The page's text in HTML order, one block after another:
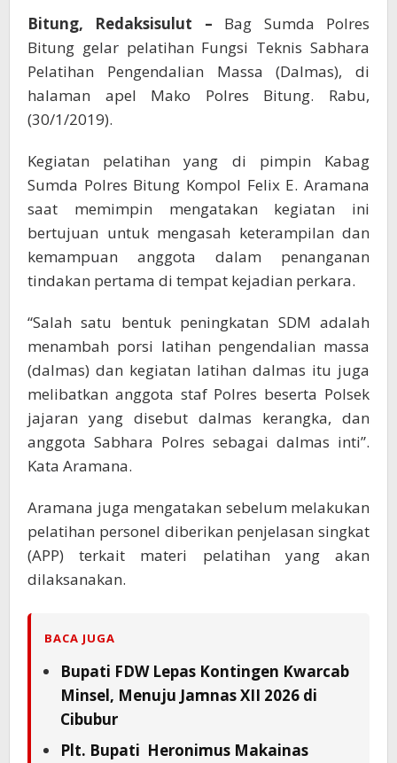
Bitung, Redaksisulut – Bag Sumda Polres
Bitung gelar pelatihan Fungsi Teknis Sabhara
Pelatihan Pengendalian Massa (Dalmas), di
halaman apel Mako Polres Bitung. Rabu,
(30/1/2019).
Kegiatan pelatihan yang di pimpin Kabag
Sumda Polres Bitung Kompol Felix E. Aramana
saat memimpin mengatakan kegiatan ini
bertujuan untuk mengasah keterampilan dan
kemampuan anggota dalam penanganan
tindakan pertama di tempat kejadian perkara.
“Salah satu bentuk peningkatan SDM adalah
menambah porsi latihan pengendalian massa
(dalmas) dan kegiatan latihan dalmas itu juga
melibatkan anggota staf Polres beserta Polsek
jajaran yang disebut dalmas kerangka, dan
anggota Sabhara Polres sebagai dalmas inti”.
Kata Aramana.
Aramana juga mengatakan sebelum melakukan
pelatihan personel diberikan penjelasan singkat
(APP) terkait materi pelatihan yang akan
dilaksanakan.
BACA JUGA
Bupati FDW Lepas Kontingen Kwarcab
Minsel, Menuju Jamnas XII 2026 di
Cibubur
Plt. Bupati Heronimus Makainas